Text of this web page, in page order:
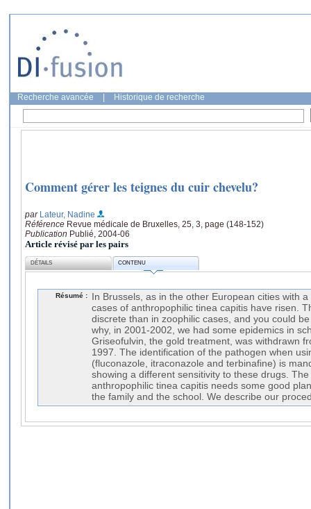
Recherche avancée Historique de recherche
Comment gérer les teignes du cuir chevelu?
par Lateur, Nadine
Référence Revue médicale de Bruxelles, 25, 3, page (148-152)
Publication Publié, 2004-06
Article révisé par les pairs
DÉTAILS CONTENU
Résumé :
In Brussels, as in the other European cities with
cases of anthropophilic tinea capitis have risen.
discrete than in zoophilic cases, and you could
why, in 2001-2002, we had some epidemics in
Griseofulvin, the gold treatment, was withdrawn
1997. The identification of the pathogen when
(fluconazole, itraconazole and terbinafine) is
showing a different sensitivity to these drugs.
anthropophilic tinea capitis needs some good
the family and the school. We describe our